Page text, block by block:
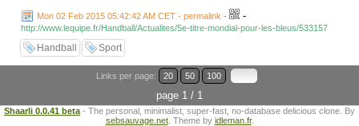
Mon 02 Feb 2015 05:42:42 AM CET - permalink - -
http://www.lequipe.fr/Handball/Actualites/5e-titre-mondial-pour-les-bleus/533157
Handball Sport
Links per page: 20 50 100
page 1 / 1
Shaarli 0.0.41 beta - The personal, minimalist, super-fast, no-database delicious clone. By
sebsauvage.net. Theme by idleman.fr.